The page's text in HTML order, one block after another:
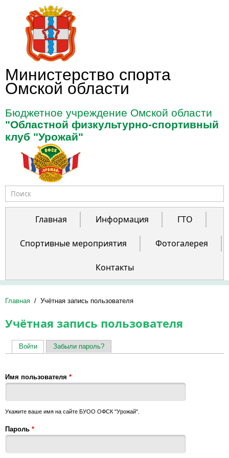
Перейти к основному содержанию
Министерство спорта
Омской области
Бюджетное учреждение Омской области
"Областной физкультурно-спортивный
клуб "Урожай"
Форма поиска
Главная
Информация ГТО
Спортивные мероприятия Фотогалерея
Контакты
Главная / Учётная запись пользователя
Учётная запись пользователя
Войти(активная вкладка)
Забыли пароль?
Имя пользователя *
Укажите ваше имя на сайте БУОО ОФСК "Урожай".
Пароль *